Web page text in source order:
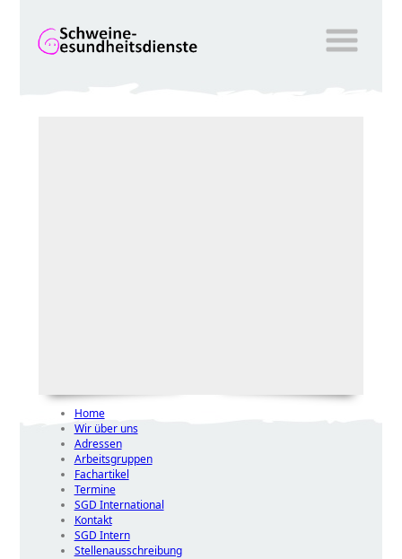
Home
Wir über uns
Adressen
Arbeitsgruppen
Fachartikel
Termine
SGD International
Kontakt
SGD Intern
Stellenausschreibung